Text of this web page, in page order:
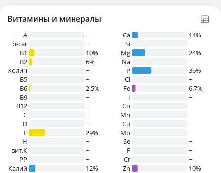
Витамины и минералы
A
~
b-car
~
В1
10%
B2
6%
Холин
~
B5
~
B6
2.5%
B9
~
B12
~
C
~
D
~
E
29%
H
~
вит.К
~
PP
~
Калий
12%
Ca
11%
Si
~
Mg
24%
Na
~
P
36%
Cl
~
Fe
6.7%
I
~
Co
~
Mn
~
Cu
~
Mo
~
Se
~
F
~
Cr
~
Zn
10%